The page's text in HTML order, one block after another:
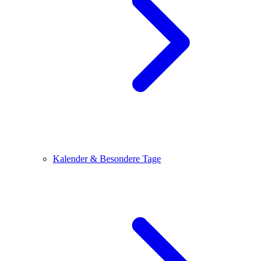
Kalender & Besondere Tage